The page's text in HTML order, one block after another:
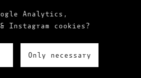
Analytics,
Instagram cookies?
Only necessary